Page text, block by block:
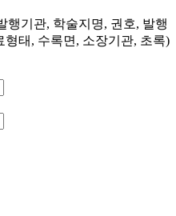
행기관, 학술지명, 권호, 발행
태, 수록면, 소장기관, 초록)